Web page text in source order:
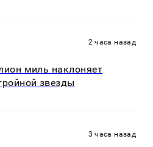
2 часа назад
миль наклоняет
звезды
3 часа назад